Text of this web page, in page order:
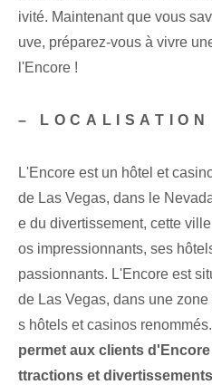
ivité. Maintenant que vous
uve, préparez-vous à vivre
l'Encore !
– LOCALISATION
L'Encore est un hôtel et
de Las Vegas, dans le
e du divertissement, cette
os impressionnants, ses
passionnants. L'Encore est
de Las Vegas, dans une
s hôtels et casinos renommés.
permet aux clients
ttractions et